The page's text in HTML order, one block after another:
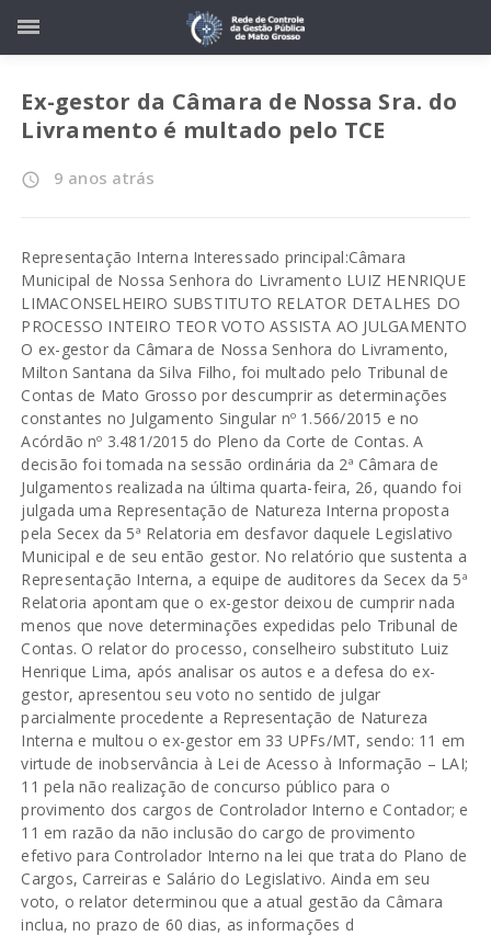
Ex-gestor da Câmara de Nossa Sra. do
Livramento é multado pelo TCE
access_time 9 anos atrás
Representação Interna Interessado principal:Câmara
Municipal de Nossa Senhora do Livramento LUIZ HENRIQUE
LIMACONSELHEIRO SUBSTITUTO RELATOR DETALHES DO
PROCESSO INTEIRO TEOR VOTO ASSISTA AO JULGAMENTO
O ex-gestor da Câmara de Nossa Senhora do Livramento,
Milton Santana da Silva Filho, foi multado pelo Tribunal de
Contas de Mato Grosso por descumprir as determinações
constantes no Julgamento Singular nº 1.566/2015 e no
Acórdão nº 3.481/2015 do Pleno da Corte de Contas. A
decisão foi tomada na sessão ordinária da 2ª Câmara de
Julgamentos realizada na última quarta-feira, 26, quando foi
julgada uma Representação de Natureza Interna proposta
pela Secex da 5ª Relatoria em desfavor daquele Legislativo
Municipal e de seu então gestor. No relatório que sustenta a
Representação Interna, a equipe de auditores da Secex da 5ª
Relatoria apontam que o ex-gestor deixou de cumprir nada
menos que nove determinações expedidas pelo Tribunal de
Contas. O relator do processo, conselheiro substituto Luiz
Henrique Lima, após analisar os autos e a defesa do ex-
gestor, apresentou seu voto no sentido de julgar
parcialmente procedente a Representação de Natureza
Interna e multou o ex-gestor em 33 UPFs/MT, sendo: 11 em
virtude de inobservância à Lei de Acesso à Informação – LAI;
11 pela não realização de concurso público para o
provimento dos cargos de Controlador Interno e Contador; e
11 em razão da não inclusão do cargo de provimento
efetivo para Controlador Interno na lei que trata do Plano de
Cargos, Carreiras e Salário do Legislativo. Ainda em seu
voto, o relator determinou que a atual gestão da Câmara
inclua, no prazo de 60 dias, as informações d